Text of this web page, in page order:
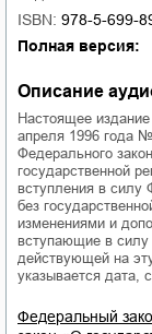
ISBN: 978-5-699-
Полная версия:
Описание
Настоящее
апреля 1996 года
Федерального
государственной
вступления в силу
без
изменениями и
вступающие в силу
действующей на
указывается дата,
Федеральный